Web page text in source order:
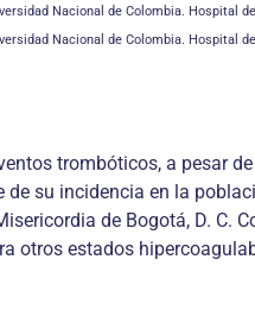
Nacional de Colombia. Hospital
Nacional de Colombia. Hospital
trombóticos, a pesar
su incidencia en la
de Bogotá, D. C.
otros estados